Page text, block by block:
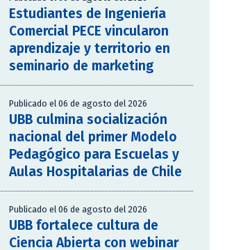
Estudiantes de Ingeniería
Comercial PECE vincularon
aprendizaje y territorio en
seminario de marketing
Publicado el 06 de agosto del 2026
UBB culmina socialización
nacional del primer Modelo
Pedagógico para Escuelas y
Aulas Hospitalarias de Chile
Publicado el 06 de agosto del 2026
UBB fortalece cultura de
Ciencia Abierta con webinar